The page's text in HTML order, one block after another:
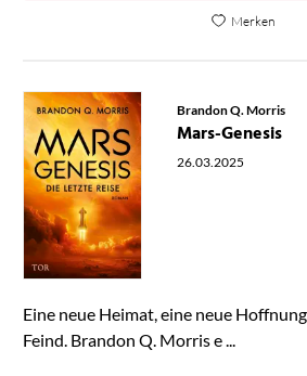
Merken
Brandon Q. Morris
Mars-Genesis
26.03.2025
Eine neue Heimat, eine neue
Feind. Brandon Q. Morris e ...